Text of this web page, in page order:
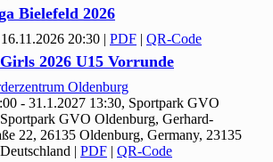
Bielefeld 2026
20:30 | PDF | QR-Code
2026 U15 Vorrunde
Oldenburg
- 31.1.2027 13:30, Sportpark GVO
GVO Oldenburg, Gerhard-
22, 26135 Oldenburg, Germany, 23135
| PDF | QR-Code